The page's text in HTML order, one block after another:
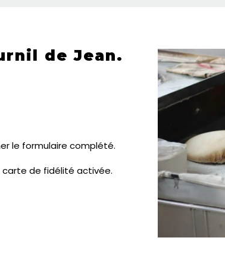
de Jean.
le formulaire complété.
carte de fidélité activée.